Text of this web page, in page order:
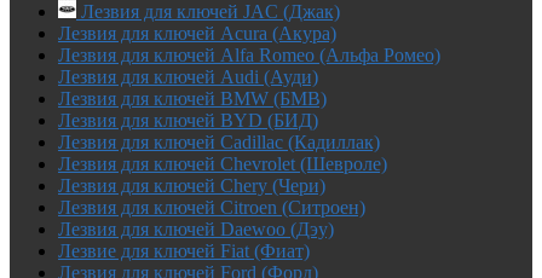
Лезвия для ключей JAC (Джак)
Лезвия для ключей Acura (Акура)
Лезвия для ключей Alfa Romeo (Альфа Ромео)
Лезвия для ключей Audi (Ауди)
Лезвия для ключей BMW (БМВ)
Лезвия для ключей BYD (БИД)
Лезвия для ключей Cadillac (Кадиллак)
Лезвия для ключей Chevrolet (Шевроле)
Лезвия для ключей Chery (Чери)
Лезвия для ключей Citroen (Ситроен)
Лезвия для ключей Daewoo (Дэу)
Лезвие для ключей Fiat (Фиат)
Лезвия для ключей Ford (Форд)